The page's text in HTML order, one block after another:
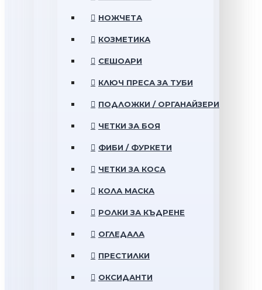
НОЖЧЕТА
КОЗМЕТИКА
СЕШОАРИ
КЛЮЧ ПРЕСА ЗА ТУБИ
ПОДЛОЖКИ / ОРГАНАЙЗЕРИ
ЧЕТКИ ЗА БОЯ
ФИБИ / ФУРКЕТИ
ЧЕТКИ ЗА КОСА
КОЛА МАСКА
РОЛКИ ЗА КЪДРЕНЕ
ОГЛЕДАЛА
ПРЕСТИЛКИ
ОКСИДАНТИ